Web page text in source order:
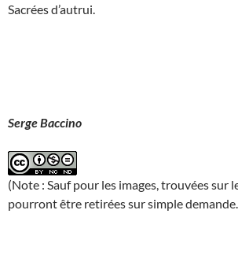
Sacrées d’autrui.
Serge Baccino
(Note : Sauf pour les images, trouvées sur
pourront être retirées sur simple